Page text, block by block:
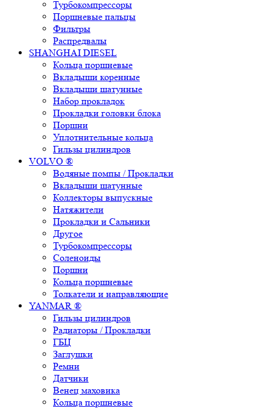
Турбокомпрессоры
Поршневые пальцы
Фильтры
Распредвалы
SHANGHAI DIESEL
Кольца поршневые
Вкладыши коренные
Вкладыши шатунные
Набор прокладок
Прокладки головки блока
Поршни
Уплотнительные кольца
Гильзы цилиндров
VOLVO ®
Водяные помпы / Прокладки
Вкладыши шатунные
Коллекторы выпускные
Натяжители
Прокладки и Сальники
Другое
Турбокомпрессоры
Соленоиды
Поршни
Кольца поршневые
Толкатели и направляющие
YANMAR ®
Гильзы цилиндров
Радиаторы / Прокладки
ГБЦ
Заглушки
Ремни
Датчики
Венец маховика
Кольца поршневые